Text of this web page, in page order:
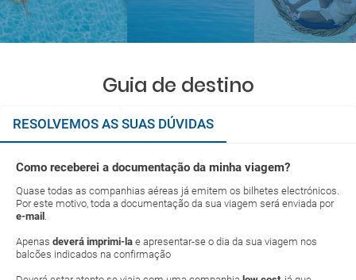
Guia de destino
RESOLVEMOS AS SUAS DÚVIDAS
Como receberei a documentação da minha viagem?
Quase todas as companhias aéreas já emitem os bilhetes electrónicos.
Por este motivo, toda a documentação da sua viagem será enviada por
e-mail .
Apenas deverá imprimi-la e apresentar-se o dia da sua viagem nos
balcões indicados na confirmação